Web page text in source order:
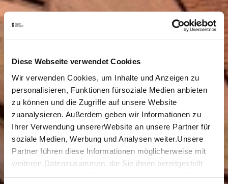
Diese Webseite verwendet Cookies
Wir verwenden Cookies, um Inhalte und Anzeigen zu
personalisieren, Funktionen fürsoziale Medien anbieten
zu können und die Zugriffe auf unsere Website
zuanalysieren. Außerdem geben wir Informationen zu
Ihrer Verwendung unsererWebsite an unsere Partner für
soziale Medien, Werbung und Analysen weiter.Unsere
Partner führen diese Informationen möglicherweise mit
weiteren Datenzusammen, die Sie ihnen bereitgestellt